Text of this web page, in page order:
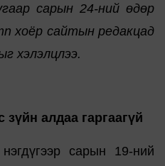
сарын 24-ний өдөр
хоёр сайтын редакцад
хэлэлцлээ.
зүйн алдаа гаргаагүй
сарын 19-ний